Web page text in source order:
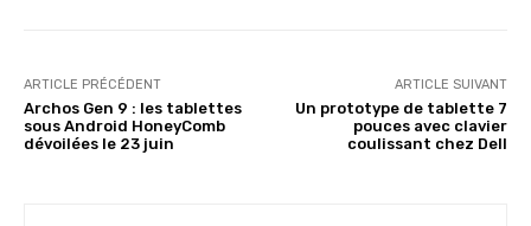
ARTICLE PRÉCÉDENT
Archos Gen 9 : les tablettes
sous Android HoneyComb
dévoilées le 23 juin
ARTICLE SUIVANT
Un prototype de tablette 7
pouces avec clavier
coulissant chez Dell